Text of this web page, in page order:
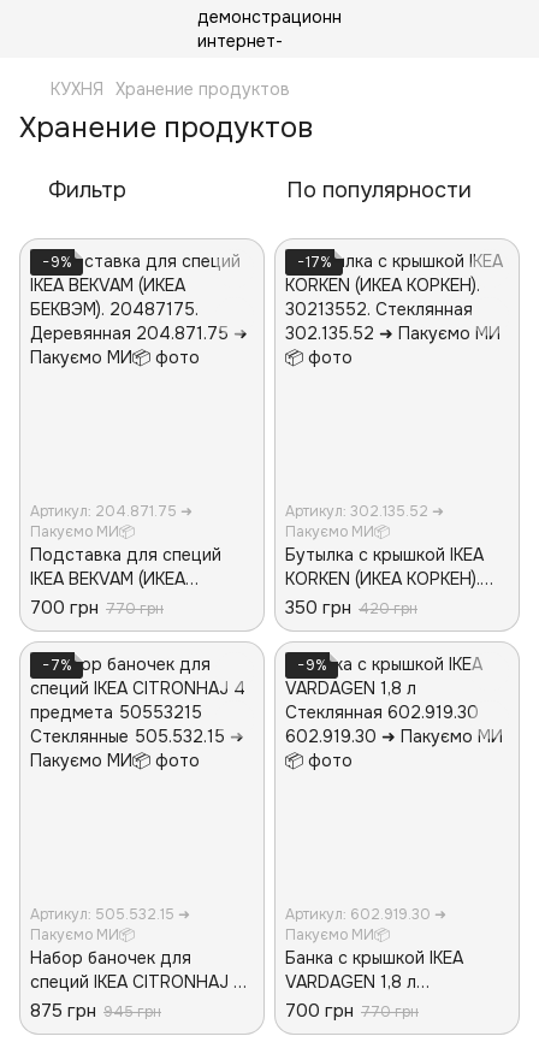
КУХНЯ Хранение продуктов
Хранение продуктов
Фильтр По популярности
−9%
Артикул: 204.871.75 ➜
Пакуємо МИ📦
Подставка для специй
IKEA BEKVAM (ИКЕА
БЕКВЭМ). 20487175.
Деревянная
700 грн 770 грн
−17%
Артикул: 302.135.52 ➜
Пакуємо МИ📦
Бутылка с крышкой IKEA
KORKEN (ИКЕА КОРКЕН).
30213552. Стеклянная
350 грн 420 грн
−7%
Артикул: 505.532.15 ➜
Пакуємо МИ📦
Набор баночек для
специй IKEA CITRONHAJ 4
предмета 50553215
Стеклянные
875 грн 945 грн
−9%
Артикул: 602.919.30 ➜
Пакуємо МИ📦
Банка с крышкой IKEA
VARDAGEN 1,8 л
Стеклянная 602.919.30
700 грн 770 грн